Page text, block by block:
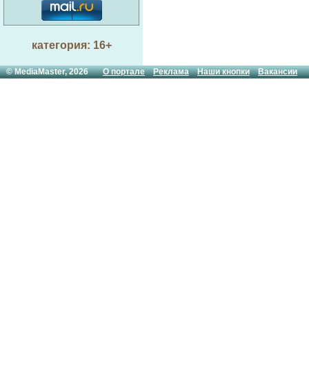
категория: 16+
© MediaMaster, 2026О портале Реклама Наши кнопки Вакансии